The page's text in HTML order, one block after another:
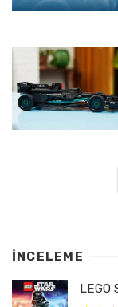
İNCELEME
LEGO